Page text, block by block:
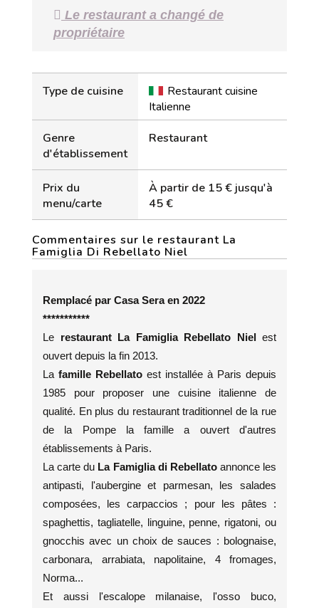
Le restaurant a changé de
propriétaire
Type de cuisine
Restaurant cuisine
Italienne
Genre
d'établissement
Restaurant
Prix du
menu/carte
À partir de 15 € jusqu'à
45 €
Commentaires sur le restaurant La
Famiglia Di Rebellato Niel
Remplacé par Casa Sera en 2022
***********
Le restaurant La Famiglia Rebellato Niel est
ouvert depuis la fin 2013.
La famille Rebellato est installée à Paris depuis
1985 pour proposer une cuisine italienne de
qualité. En plus du restaurant traditionnel de la rue
de la Pompe la famille a ouvert d'autres
établissements à Paris.
La carte du La Famiglia di Rebellato annonce les
antipasti, l'aubergine et parmesan, les salades
composées, les carpaccios ; pour les pâtes :
spaghettis, tagliatelle, linguine, penne, rigatoni, ou
gnocchis avec un choix de sauces : bolognaise,
carbonara, arrabiata, napolitaine, 4 fromages,
Norma...
Et aussi l'escalope milanaise, l'osso buco,